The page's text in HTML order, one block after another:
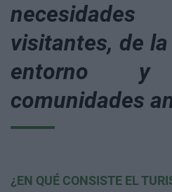
visitantes, de
entorno
comunidades
¿EN QUÉ CONSISTE EL